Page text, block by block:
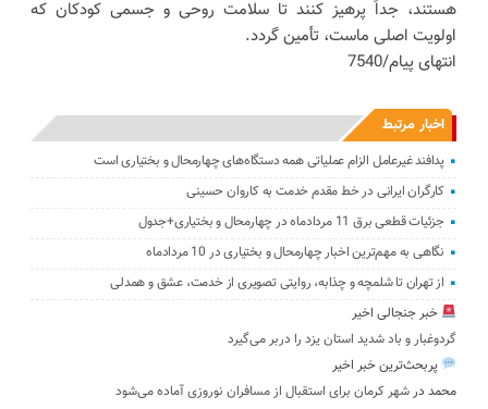
هستند، جداً پرهیز کنند تا سلامت روحی و جسمی کودکان که
اولویت اصلی ماست، تأمین گردد.
انتهای پیام/7540
اخبار مرتبط
پدافند غیرعامل الزام عملیاتی همه دستگاه‌های چهارمحال و بختیاری است
کارگران ایرانی در خط مقدم خدمت به کاروان حسینی
جزئیات قطعی برق 11 مردادماه در چهارمحال و بختیاری+جدول
نگاهی به مهم‌ترین اخبار چهارمحال و بختیاری در 10 مردادماه
از تهران تا شلمچه و چذابه، روایتی تصویری از خدمت، عشق و همدلی
خبر جنجالی اخیر
گردوغبار و باد شدید استان یزد را دربر می‌گیرد
پربحث‌ترین خبر اخیر
محمد درشهر کرمان برای استقبال از مسافران نوروزی آماده می‌شود